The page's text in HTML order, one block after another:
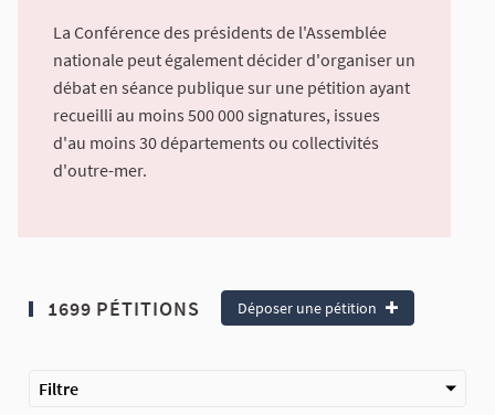
La Conférence des présidents de l'Assemblée
nationale peut également décider d'organiser un
débat en séance publique sur une pétition ayant
recueilli au moins 500 000 signatures, issues
d'au moins 30 départements ou collectivités
d'outre-mer.
1699 PÉTITIONS Déposer une pétition
Filtre